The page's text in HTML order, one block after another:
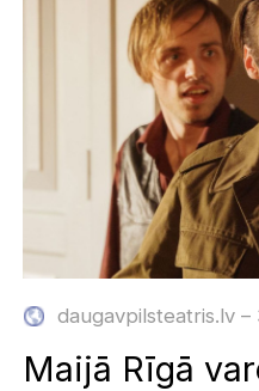
daugavpilsteatris.lv
Maijā Rīgā